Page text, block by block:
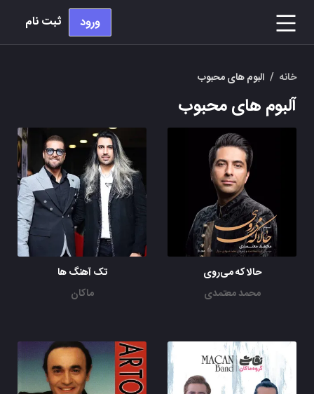
ورود ثبت نام
خانه / البوم های محبوب
آلبوم های محبوب
حالا که می‌روی
محمد معتمدی
تک آهنگ ها
ماکان